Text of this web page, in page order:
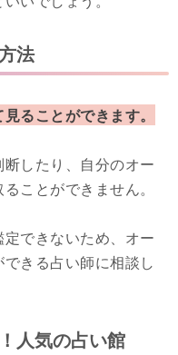
法
ることができます。
したり、自分のオー
ことができません。
できないため、オー
きる占い師に相談し
人気の占い館